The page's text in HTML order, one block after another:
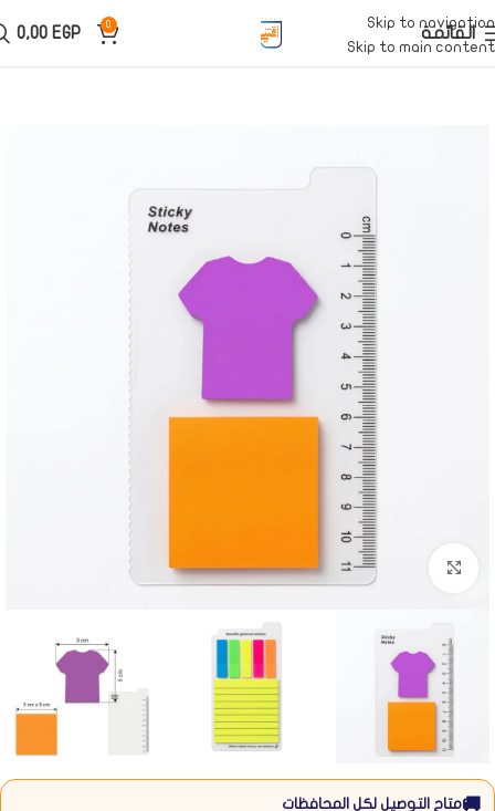
Skip to navigation
Skip to main content
القائمة 0
0,00 EGP
Click to enlarge
🚚متاح التوصيل لكل المحافظات